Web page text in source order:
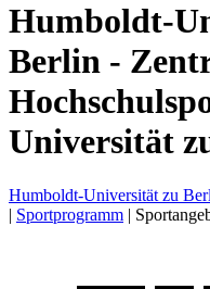
Humboldt-
Berlin -
Universität
Humboldt-Universität zu
| Sportprogramm |